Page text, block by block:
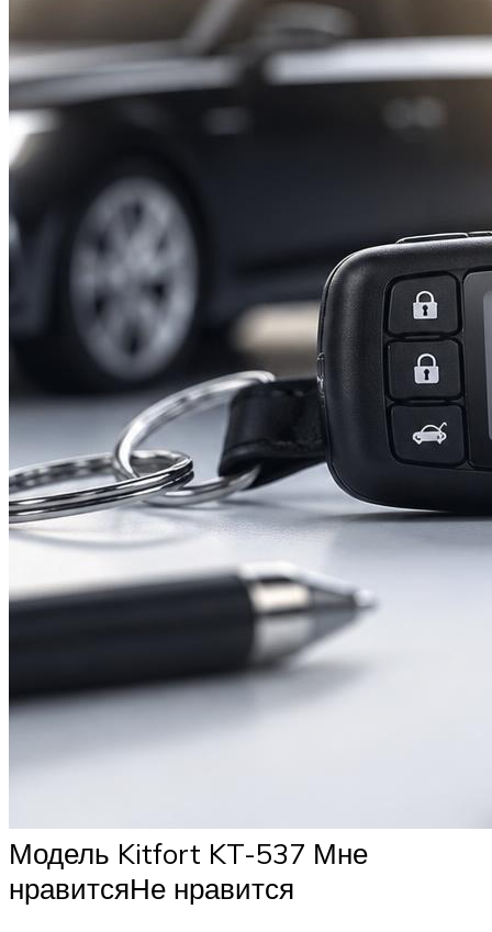
Модель Kitfort KT-537 Мне
нравитсяНе нравится